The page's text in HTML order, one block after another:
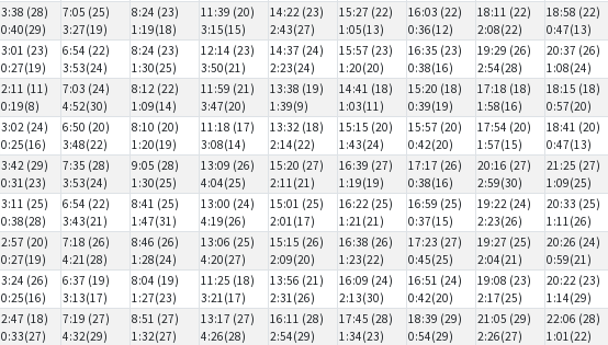
3:38 (28)
0:40(29)
7:05 (25)
3:27(19)
8:24 (23)
1:19(18)
11:39 (20)
3:15(15)
14:22 (23)
2:43(27)
15:27 (22)
1:05(13)
16:03 (22)
0:36(12)
18:11 (22)
2:08(22)
18:58 (22)
0:47(13)
3:01 (23)
0:27(19)
6:54 (22)
3:53(24)
8:24 (23)
1:30(25)
12:14 (23)
3:50(21)
14:37 (24)
2:23(24)
15:57 (23)
1:20(20)
16:35 (23)
0:38(16)
19:29 (26)
2:54(28)
20:37 (26)
1:08(24)
2:11 (11)
0:19(8)
7:03 (24)
4:52(30)
8:12 (22)
1:09(14)
11:59 (21)
3:47(20)
13:38 (19)
1:39(9)
14:41 (18)
1:03(11)
15:20 (18)
0:39(19)
17:18 (18)
1:58(16)
18:15 (18)
0:57(20)
3:02 (24)
0:25(16)
6:50 (20)
3:48(22)
8:10 (20)
1:20(19)
11:18 (17)
3:08(14)
13:32 (18)
2:14(22)
15:15 (20)
1:43(24)
15:57 (20)
0:42(20)
17:54 (20)
1:57(15)
18:41 (20)
0:47(13)
3:42 (29)
0:31(23)
7:35 (28)
3:53(24)
9:05 (28)
1:30(25)
13:09 (26)
4:04(25)
15:20 (27)
2:11(21)
16:39 (27)
1:19(19)
17:17 (26)
0:38(16)
20:16 (27)
2:59(30)
21:25 (27)
1:09(25)
3:11 (25)
0:38(28)
6:54 (22)
3:43(21)
8:41 (25)
1:47(31)
13:00 (24)
4:19(26)
15:01 (25)
2:01(17)
16:22 (25)
1:21(21)
16:59 (25)
0:37(15)
19:22 (24)
2:23(26)
20:33 (25)
1:11(26)
2:57 (20)
0:27(19)
7:18 (26)
4:21(28)
8:46 (26)
1:28(24)
13:06 (25)
4:20(27)
15:15 (26)
2:09(20)
16:38 (26)
1:23(22)
17:23 (27)
0:45(25)
19:27 (25)
2:04(21)
20:26 (24)
0:59(21)
3:24 (26)
0:25(16)
6:37 (19)
3:13(17)
8:04 (19)
1:27(23)
11:25 (18)
3:21(17)
13:56 (21)
2:31(26)
16:09 (24)
2:13(30)
16:51 (24)
0:42(20)
19:08 (23)
2:17(25)
20:22 (23)
1:14(29)
2:47 (18)
0:33(27)
7:19 (27)
4:32(29)
8:51 (27)
1:32(27)
13:17 (27)
4:26(28)
16:11 (28)
2:54(29)
17:45 (28)
1:34(23)
18:39 (29)
0:54(29)
21:05 (29)
2:26(27)
22:06 (28)
1:01(22)